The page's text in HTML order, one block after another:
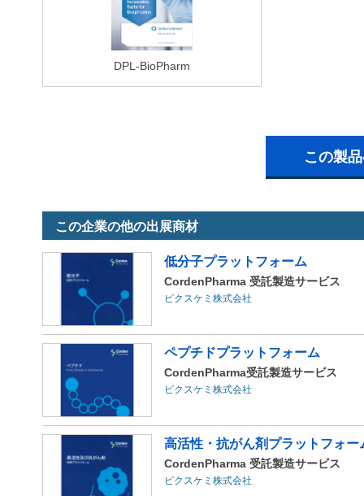
DPL-BioPharm
この製
この企業の他の出展商材
低分子プラットフォーム
CordenPharma 受託製造サービス
ピクスケミ株式会社
ペプチドプラットフォーム
CordenPharma受託製造サービス
ピクスケミ株式会社
高活性・抗がん剤プラットフォー
CordenPharma 受託製造サービス
ピクスケミ株式会社